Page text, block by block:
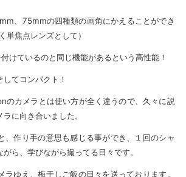
、75mmの四種類の画角にかえることができ
単焦点レンズとして）
けているのと同じ機能があるという高性能！
てコンパクト！
のカメラとは使い方が全く違うので、久々に説
に向き合いました。
、作り手の意思も感じる事ができ、１回のシャ
ら、学びながら撮ってる日々です。
ラゆえ、梅干しご飯の日々を送っております。